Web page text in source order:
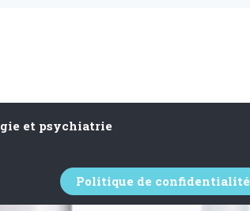
et psychiatrie
Politique de confidentialité